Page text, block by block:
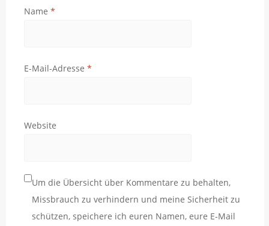
Name *
E-Mail-Adresse *
Website
Um die Übersicht über Kommentare zu behalten,
Missbrauch zu verhindern und meine Sicherheit zu
schützen, speichere ich euren Namen, eure E-Mail